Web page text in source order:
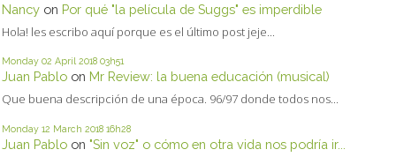
Nancy on Por qué "la película de Suggs" es imperdible
Hola! les escribo aquí porque es el último post jeje...
Monday 02 April 2018 03h51
Juan Pablo on Mr Review: la buena educación (musical)
Que buena descripción de una época. 96/97 donde todos nos...
Monday 12 March 2018 16h28
Juan Pablo on "Sin voz" o cómo en otra vida nos podría ir...